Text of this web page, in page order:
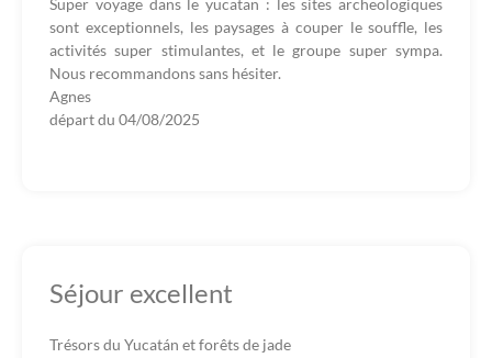
Super voyage dans le yucatan : les sites archeologiques
sont exceptionnels, les paysages à couper le souffle, les
activités super stimulantes, et le groupe super sympa.
Nous recommandons sans hésiter.
Agnes
départ du 04/08/2025
Séjour excellent
Trésors du Yucatán et forêts de jade